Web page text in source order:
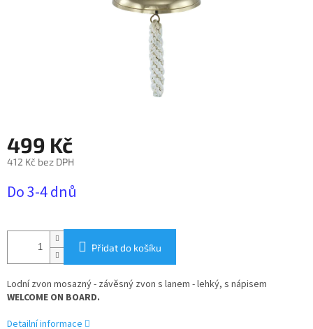
499 Kč
412 Kč bez DPH
cena:
Do 3-4 dnů
Přidat do košíku
Lodní zvon mosazný - závěsný zvon s lanem - lehký, s nápisem
WELCOME ON BOARD.
Detailní informace